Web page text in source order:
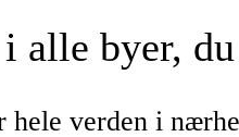
alle byer,
verden i